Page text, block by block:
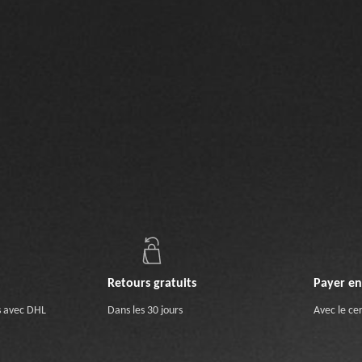
avec DHL
Retours gratuits
Dans les 30 jours
Payer
Avec le